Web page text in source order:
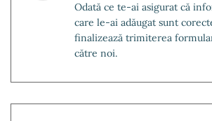
Odată ce te-ai asigurat că
care le-ai adăugat sunt
finalizează trimiterea
către noi.